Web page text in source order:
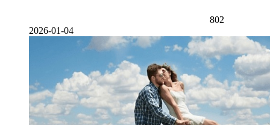
802
2026-01-04